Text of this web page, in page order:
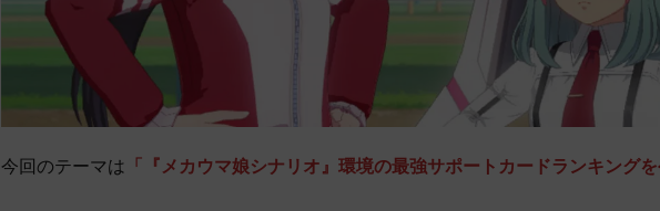
今回のテーマは 「『メカウマ娘シナリオ』環境の最強サポートカードランキング